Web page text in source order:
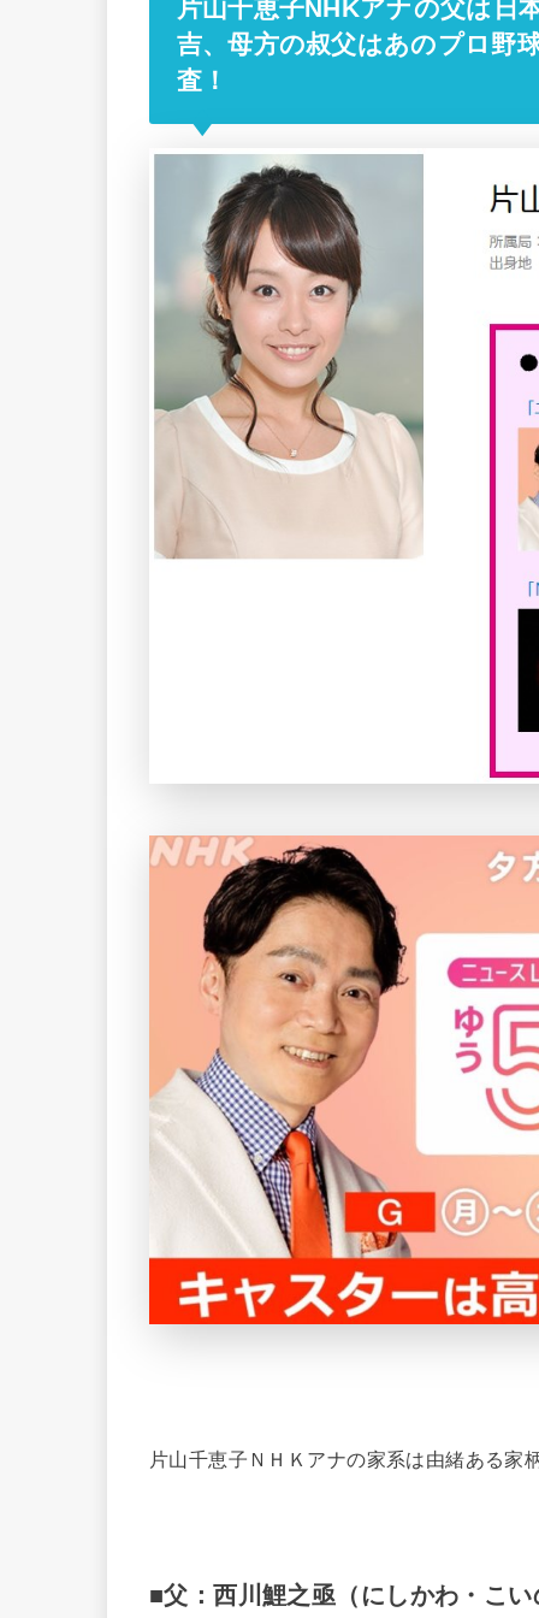
片山千恵子NHKアナの父は日
吉、母方の叔父はあのプロ野
査！
片山千恵子ＮＨＫアナの家系は由緒ある家
■父：西川鯉之亟（にしかわ・こ